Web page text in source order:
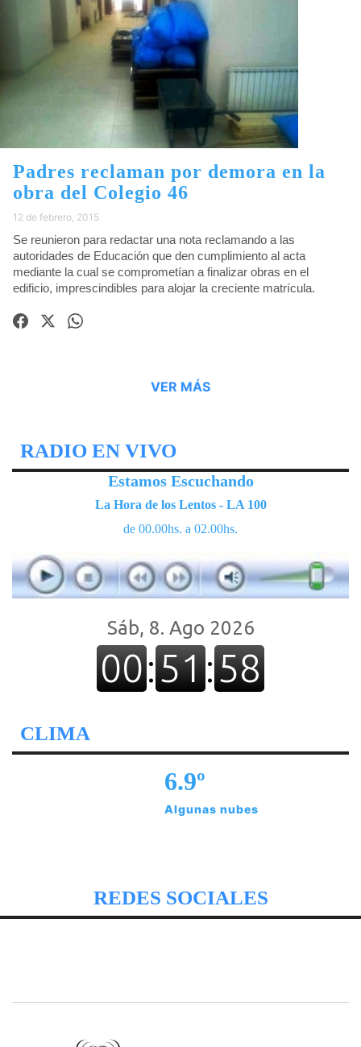
Padres reclaman por demora en la
obra del Colegio 46
12 de febrero, 2015
Se reunieron para redactar una nota reclamando a las
autoridades de Educación que den cumplimiento al acta
mediante la cual se comprometían a finalizar obras en el
edificio, imprescindibles para alojar la creciente matrícula.
VER MÁS
RADIO EN VIVO
Estamos Escuchando
La Hora de los Lentos - LA 100
de 00.00hs. a 02.00hs.
CLIMA
6.9º
Algunas nubes
REDES SOCIALES